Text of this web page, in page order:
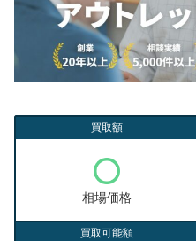
買取額
相場価格
買取可能額